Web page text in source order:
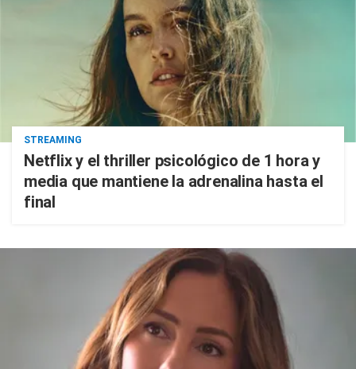
STREAMING
Netflix y el thriller psicológico de 1 hora y
media que mantiene la adrenalina hasta el
final